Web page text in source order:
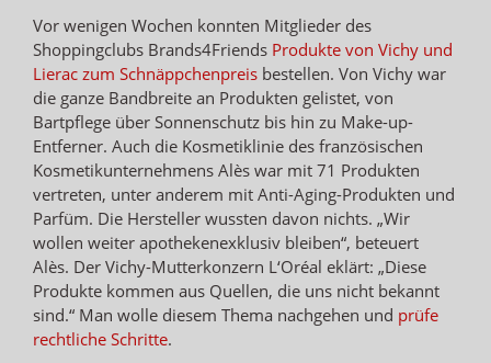
Vor wenigen Wochen konnten Mitglieder des
Shoppingclubs Brands4Friends Produkte von Vichy und
Lierac zum Schnäppchenpreis bestellen. Von Vichy war
die ganze Bandbreite an Produkten gelistet, von
Bartpflege über Sonnenschutz bis hin zu Make-up-
Entferner. Auch die Kosmetiklinie des französischen
Kosmetikunternehmens Alès war mit 71 Produkten
vertreten, unter anderem mit Anti-Aging-Produkten und
Parfüm. Die Hersteller wussten davon nichts. „Wir
wollen weiter apothekenexklusiv bleiben“, beteuert
Alès. Der Vichy-Mutterkonzern L‘Oréal eklärt: „Diese
Produkte kommen aus Quellen, die uns nicht bekannt
sind.“ Man wolle diesem Thema nachgehen und prüfe
rechtliche Schritte.